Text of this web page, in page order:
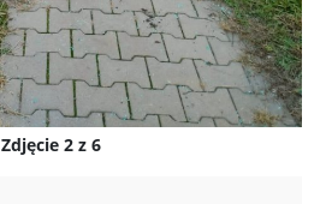
Zdjęcie 2 z 6